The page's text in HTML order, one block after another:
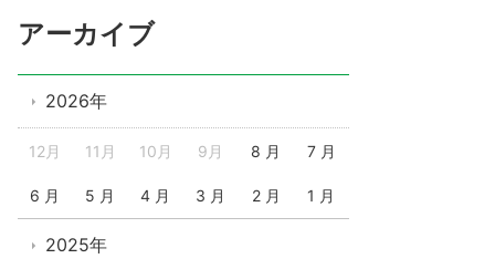
アーカイブ
2026年
12月 11月 10月 9月 8 月 7 月
6 月 5 月 4 月 3 月 2 月 1 月
2025年